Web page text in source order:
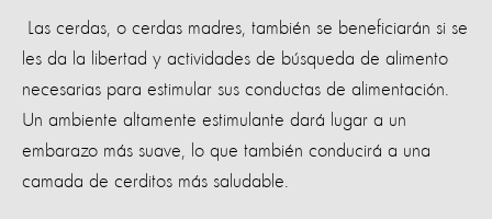
Las cerdas, o cerdas madres, también se beneficiarán si se
les da la libertad y actividades de búsqueda de alimento
necesarias para estimular sus conductas de alimentación.
Un ambiente altamente estimulante dará lugar a un
embarazo más suave, lo que también conducirá a una
camada de cerditos más saludable.